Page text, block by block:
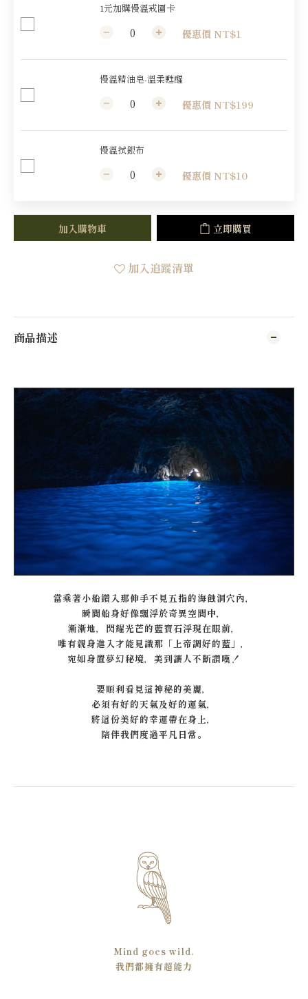
1元加購慢溫戒圍卡
優惠價 NT$1
慢溫精油皂-溫柔甦醒
優惠價 NT$199
慢溫拭銀布
優惠價 NT$10
加入購物車 立即購買
加入追蹤清單
商品描述
當乘著小船鑽入那伸手不見五指的海蝕洞穴內，
瞬間船身好像飄浮於奇異空間中，
漸漸地，閃耀光芒的藍寶石浮現在眼前，
唯有親身進入才能見識那「上帝調好的藍」，
宛如身置夢幻秘境，美到讓人不斷讚嘆！
要順利看見這神秘的美麗，
必須有好的天氣及好的運氣，
將這份美好的幸運帶在身上，
陪伴我們度過平凡日常。
Mind goes wild.
我們都擁有超能力